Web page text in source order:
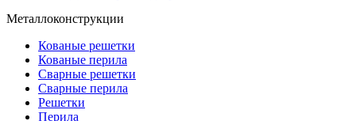
Металлоконструкции
Кованые решетки
Кованые перила
Сварные решетки
Сварные перила
Решетки
Перила